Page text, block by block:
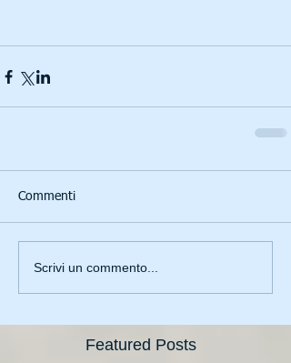
Commenti
Scrivi un commento...
Featured Posts